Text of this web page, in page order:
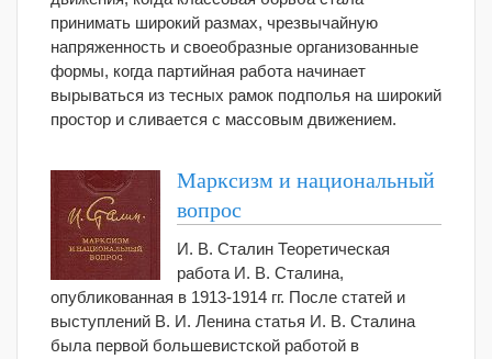
принимать широкий размах, чрезвычайную
напряженность и своеобразные организованные
формы, когда партийная работа начинает
вырываться из тесных рамок подполья на широкий
простор и сливается с массовым движением.
Марксизм и национальный
вопрос
И. В. Сталин Теоретическая
работа И. В. Сталина,
опубликованная в 1913-1914 гг. После статей и
выступлений В. И. Ленина статья И. В. Сталина
была первой большевистской работой в